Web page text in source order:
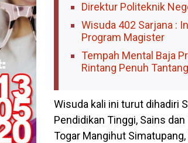
Direktur Politeknik
Wisuda 402 Sarjana :
Program Magister
‎Tempah Mental Baja
Rintang Penuh
Wisuda kali ini turut dihadiri
Pendidikan Tinggi, Sains
Togar Mangihut Simatupang,